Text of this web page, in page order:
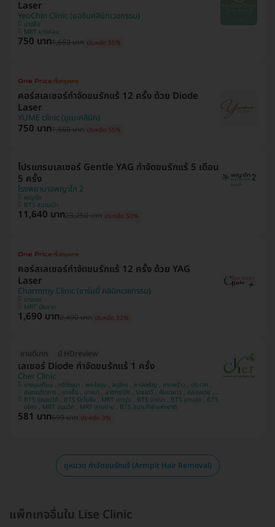
Laser
YeoChin Clinic (ยอชินคลินิกเวชกรรม)
บางซื่อ
MRT บางซ่อน
750 บาท1,660 บาท ประหยัด 55%
คอร์สเลเซอร์กำจัดขนรักแร้ 12 ครั้ง ด้วย Diode
Laser
YUME clinic (ยูเมะคลินิก)
750 บาท1,660 บาท ประหยัด 55%
โปรแกรมเลเซอร์ Gentle YAG กำจัดขนรักแร้ 5 เดือน
5 ครั้ง
โรงพยาบาลพญาไท 2
พญาไท
BTS สนามเป้า
11,640 บาท23,250 บาท ประหยัด 50%
คอร์สเลเซอร์กำจัดขนรักแร้ 12 ครั้ง ด้วย YAG
Laser
Charmmy Clinic (ชาร์มมี่ คลินิกเวชกรรม)
บางเขน
MRT มัยลาภ
1,690 บาท2,490 บาท ประหยัด 32%
ขายดีมาก มี HDreview
เลเซอร์ Diode กำจัดขนรักแร้ 1 ครั้ง
Cher Clinic
บางขุนเทียน , ทวีวัฒนา , พระโขนง , จตุจักร , ภาษีเจริญ , ลาดพร้าว , ประเวศ ,
สมุทรปราการ , บางซื่อ , บางนา , ลาดกระบัง , ราชเทวี , คันนายาว , คลองเตย ,
บางแค , ปทุมวัน
BTS ปุณณวิถี , BTS รัชโยธิน , MRT เตาปูน , BTS บางนา , BTS อุดมสุข , BTS
อโศก , MRT สุขุมวิท , MRT สามย่าน , BTS สนามกีฬาแห่งชาติ
581 บาท599 บาท ประหยัด 3%
ดูหมวด กำจัดขนรักแร้ (Armpit Hair Removal)
แพ็กเกจอื่นใน Lise Clinic